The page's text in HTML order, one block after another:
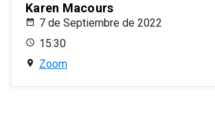
Karen Macours
7 de Septiembre de 2022
15:30
Zoom